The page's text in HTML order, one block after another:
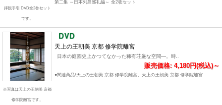
拝観手引 DVD全2巻セット
です。
第二集 ～日本列島巡礼編～ 全2枚セット
※写真は天上の王朝美 京都
修学院離宮です。
天上の王朝美 京都 修学院離宮
日本の庭園史上かつてなかった稀有荘厳な空間―。時..
販売価格: 4,180円(税込)～
●関連商品/天上の王朝美 京都 修学院離宮、天上の王朝美 京都 修学院離宮